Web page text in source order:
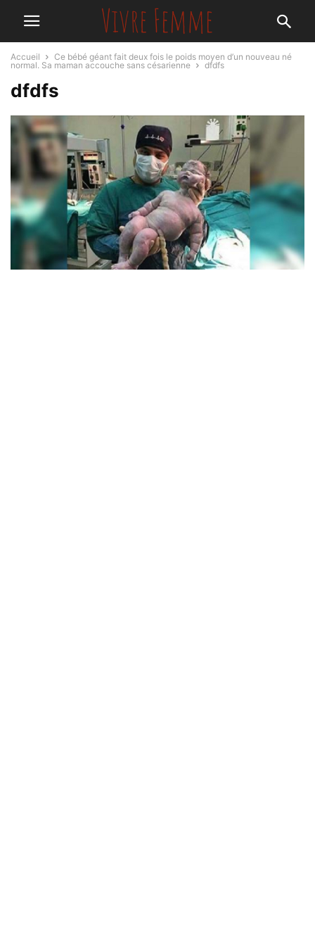
Accueil
Ce bébé géant fait deux fois le poids moyen d’un nouveau né
normal. Sa maman accouche sans césarienne
dfdfs
dfdfs